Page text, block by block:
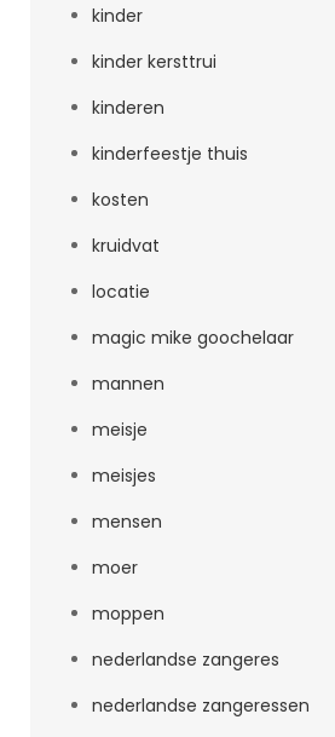
kinder
kinder kersttrui
kinderen
kinderfeestje thuis
kosten
kruidvat
locatie
magic mike goochelaar
mannen
meisje
meisjes
mensen
moer
moppen
nederlandse zangeres
nederlandse zangeressen